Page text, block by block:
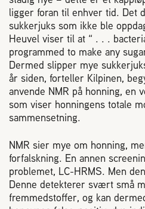
ligger foran til enhver tid. Det
sukkerjuks som ikke ble
Heuvel viser til at “ . . .
programmed to make any
Dermed slipper mye
år siden, forteller Kilpinen,
anvende NMR på honning, en
som viser honningens totale
sammensetning.
NMR sier mye om honning,
forfalskning. En annen
problemet, LC-HRMS. Men
Denne detekterer svært små
fremmedstoffer, og kan